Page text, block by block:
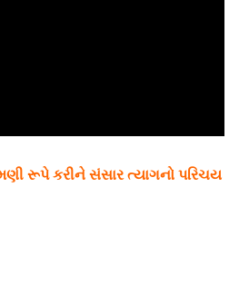
રૂપે કરીને સંસાર ત્યાગનો પરિચય